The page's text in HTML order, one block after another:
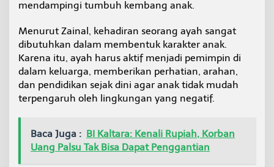
i
d
a
n
A
k
t
f
m
p
mendampingi tumbuh kembang anak.
Menurut Zainal, kehadiran seorang ayah sangat
dibutuhkan dalam membentuk karakter anak.
Karena itu, ayah harus aktif menjadi pemimpin di
dalam keluarga, memberikan perhatian, arahan,
dan pendidikan sejak dini agar anak tidak mudah
terpengaruh oleh lingkungan yang negatif.
Baca Juga : BI Kaltara: Kenali Rupiah, Korban
Uang Palsu Tak Bisa Dapat Penggantian